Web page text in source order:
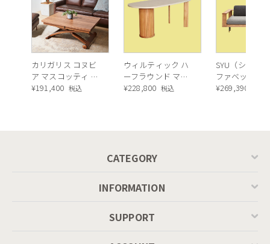
カリガリス コヌビ
ア マスコッティ 伸
長・昇降式テーブ
¥191,400 税込
ウィルティック ハ
ーフラウンド マテ
ィエラ塗装 ダイニ
¥228,800 税込
SYU（シュウ
ファベッド（
ュラル）
¥269,390
CATEGORY
INFORMATION
SUPPORT